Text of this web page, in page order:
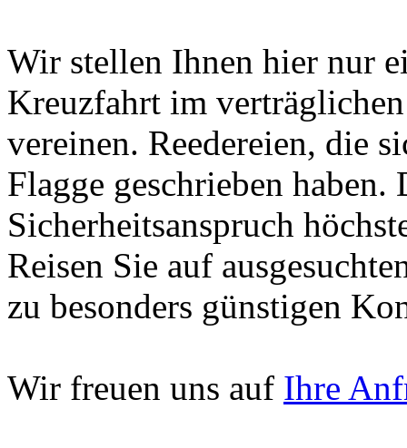
Wir stellen Ihnen hier nur
Kreuzfahrt im
vereinen. Reedereien, die
Flagge geschrieben haben.
Sicherheitsanspruch
Reisen Sie auf
zu besonders günstigen
Wir freuen uns auf Ihre